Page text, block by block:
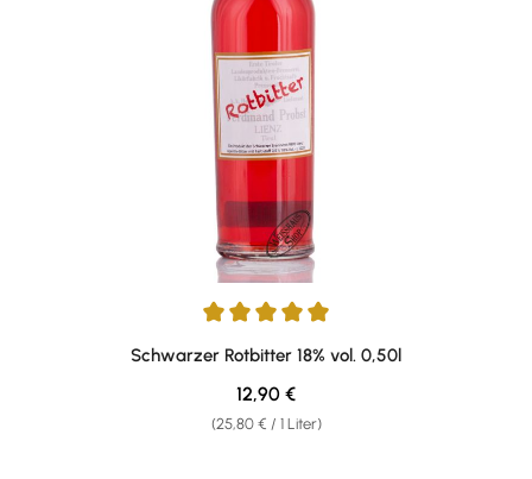
Durchschnittliche Bewertung von 5 von 5 Sternen
Schwarzer Rotbitter 18% vol. 0,50l
(25,80 € / 1 Liter)
Regulärer Preis:
12,90 €